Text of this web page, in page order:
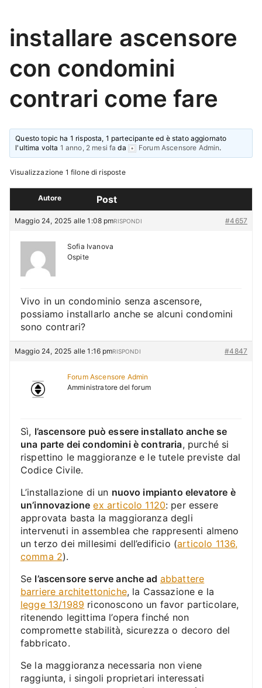
installare ascensore
con condomini
contrari come fare
Questo topic ha 1 risposta, 1 partecipante ed è stato aggiornato
l'ultima volta 1 anno, 2 mesi fa da Forum Ascensore Admin.
Visualizzazione 1 filone di risposte
Autore Post
Maggio 24, 2025 alle 1:08 pm #4657
RISPONDI
Sofia Ivanova
Ospite
Vivo in un condominio senza ascensore,
possiamo installarlo anche se alcuni condomini
sono contrari?
Maggio 24, 2025 alle 1:16 pm #4847
RISPONDI
Forum Ascensore Admin
Amministratore del forum
Sì, l’ascensore può essere installato anche se
una parte dei condomini è contraria, purché si
rispettino le maggioranze e le tutele previste dal
Codice Civile.
L’installazione di un nuovo impianto elevatore è
un’innovazione ex articolo 1120: per essere
approvata basta la maggioranza degli
intervenuti in assemblea che rappresenti almeno
un terzo dei millesimi dell’edificio (articolo 1136,
comma 2).
Se l’ascensore serve anche ad abbattere
barriere architettoniche, la Cassazione e la
legge 13/1989 riconoscono un favor particolare,
ritenendo legittima l’opera finché non
compromette stabilità, sicurezza o decoro del
fabbricato.
Se la maggioranza necessaria non viene
raggiunta, i singoli proprietari interessati